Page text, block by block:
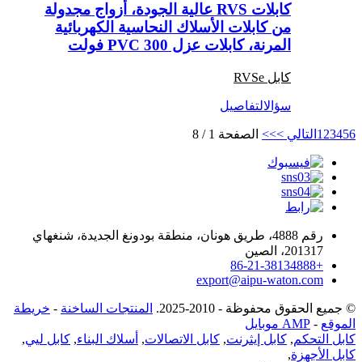
كابلات RVS عالية الجودة، أزواج مجدولة
من كابلات الأسلاك النحاسية الكهربائية
المرنة، كابلات عزل PVC 300 فولت
كابل RVS e
سؤالالتفاصيل
1 23456 التالي >>> الصفحة 1 / 8
رقم 4888، طريق هونان، منطقة بودونغ الجديدة، شنغهاي
201317، الصين
+86-21-38134888
export@aipu-waton.com
© جميع الحقوق محفوظة - 2010-2025. المنتجات الساخنة - خريطة
الموقع - AMP موبايل
كابل التحكم, كابل إيثرنت, كابل الاتصالات, أسلاك البناء, كابل ليي,
كابل الأجهزة,